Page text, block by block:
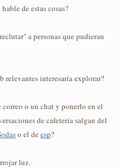
de estas cosas?
a personas que pudieran
relevantes interesaría explorar?
o un chat y ponerlo en el
de cafetería salgan del
o el de esp?
luz.